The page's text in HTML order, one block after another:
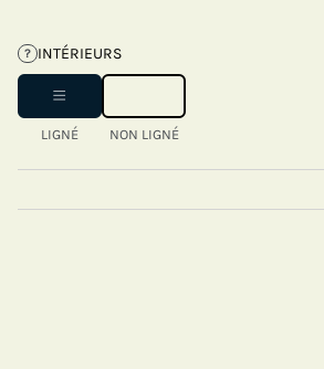
? INTÉRIEURS
LIGNÉ NON LIGNÉ